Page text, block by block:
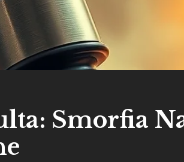
Smorfia